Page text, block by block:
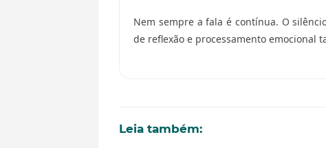
Nem sempre a fala é contínua. O
de reflexão e processamento emocional
Leia também: